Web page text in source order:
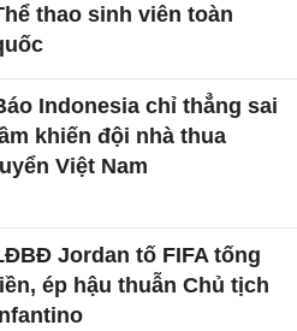
thao sinh viên toàn
Indonesia chỉ thẳng sai
khiến đội nhà thua
Việt Nam
Jordan tố FIFA tống
ép hậu thuẫn Chủ tịch